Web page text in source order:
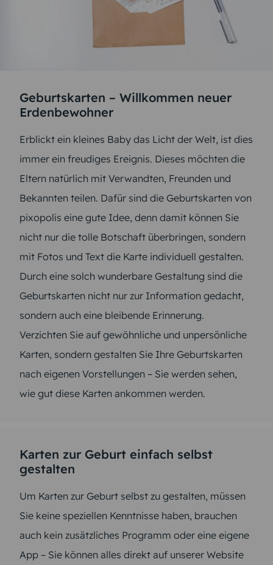
Geburtskarten – Willkommen neuer
Erdenbewohner
Erblickt ein kleines Baby das Licht der Welt, ist dies
immer ein freudiges Ereignis. Dieses möchten die
Eltern natürlich mit Verwandten, Freunden und
Bekannten teilen. Dafür sind die Geburtskarten von
pixopolis eine gute Idee, denn damit können Sie
nicht nur die tolle Botschaft überbringen, sondern
mit Fotos und Text die Karte individuell gestalten.
Durch eine solch wunderbare Gestaltung sind die
Geburtskarten nicht nur zur Information gedacht,
sondern auch eine bleibende Erinnerung.
Verzichten Sie auf gewöhnliche und unpersönliche
Karten, sondern gestalten Sie Ihre Geburtskarten
nach eigenen Vorstellungen – Sie werden sehen,
wie gut diese Karten ankommen werden.
Karten zur Geburt einfach selbst
gestalten
Um Karten zur Geburt selbst zu gestalten, müssen
Sie keine speziellen Kenntnisse haben, brauchen
auch kein zusätzliches Programm oder eine eigene
App – Sie können alles direkt auf unserer Website